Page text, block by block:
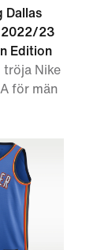
Dallas
2022/23
Edition
tröja Nike
för män